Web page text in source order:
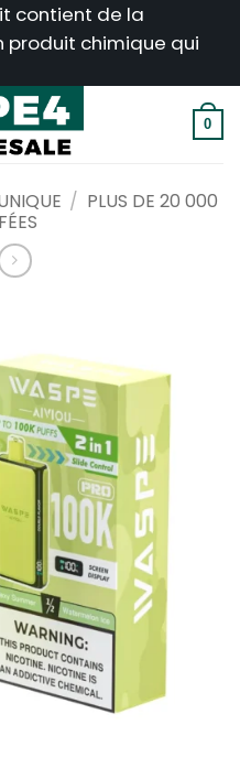
contient de la
produit chimique qui
0
/ PLUS DE 20 000